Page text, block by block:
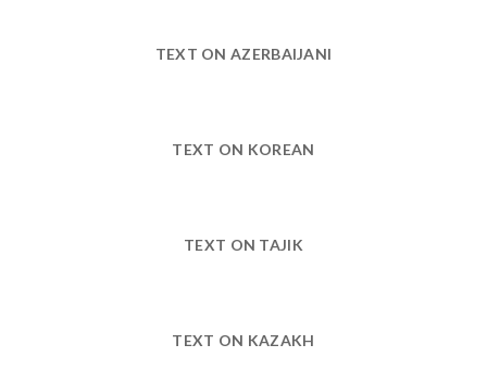
TEXT ON AZERBAIJANI
TEXT ON KOREAN
TEXT ON TAJIK
TEXT ON KAZAKH